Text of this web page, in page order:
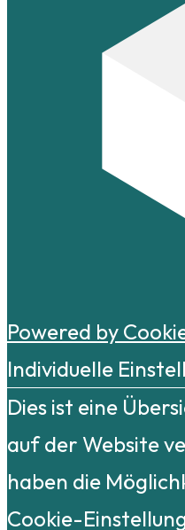
Powered by
Individuelle
Dies ist eine
auf der Website
haben die
Cookie-